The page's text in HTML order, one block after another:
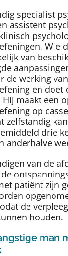
specialist
assistent
Wie
van
de werking
en doet
maakt een
op
zelfstandig
drie
anderhalve
van de
patiënt zijn
de
houden.
man